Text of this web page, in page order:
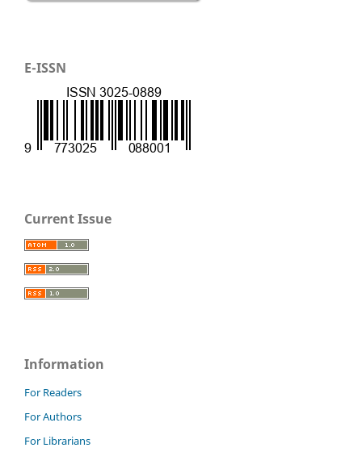
E-ISSN
Current Issue
Information
For Readers
For Authors
For Librarians